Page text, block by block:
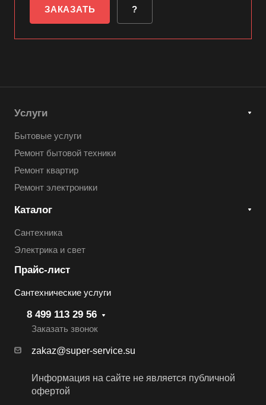
ЗАКАЗАТЬ ?
Услуги
Бытовые услуги
Ремонт бытовой техники
Ремонт квартир
Ремонт электроники
Каталог
Сантехника
Электрика и свет
Прайс-лист
Сантехнические услуги
8 499 113 29 56
Заказать звонок
zakaz@super-service.su
Информация на сайте не является публичной
офертой